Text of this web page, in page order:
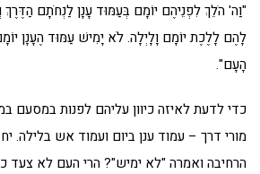
"וַה' הֹלֵךְ לִפְנֵיהֶם יוֹמָם בְּעַמּוּד עָנָן לַנְחֹתָם
לָהֶם לָלֶכֶת יוֹמָם וָלָיְלָה. לֹא יָמִישׁ עַמּוּד הֶעָנָן
הָעָם".
כדי לדעת לאיזה כיוון עליהם לפנות במסעם
מורי דרך – עמוד ענן ביום ועמוד אש בלילה.